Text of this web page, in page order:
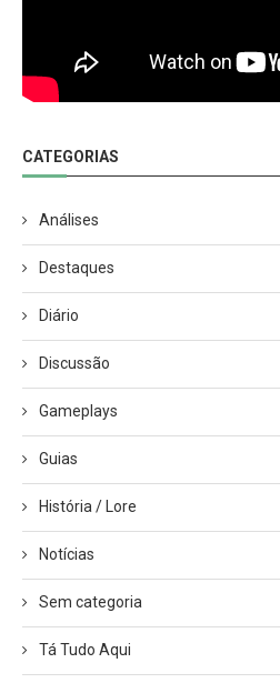
CATEGORIAS
Análises
Destaques
Diário
Discussão
Gameplays
Guias
História / Lore
Notícias
Sem categoria
Tá Tudo Aqui